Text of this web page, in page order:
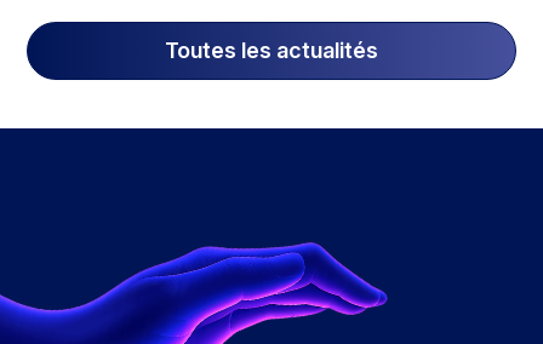
Toutes les actualités